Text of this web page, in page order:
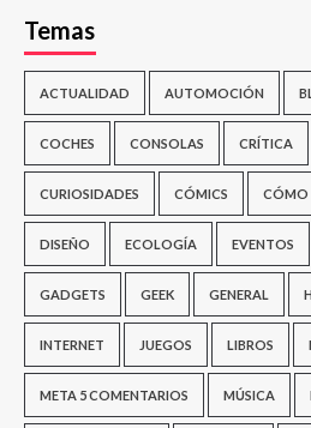
Temas
ACTUALIDAD AUTOMOCIÓN
COCHES CONSOLAS CRÍTICA
CURIOSIDADES CÓMICS CÓMO
DISEÑO ECOLOGÍA EVENTOS
GADGETS GEEK GENERAL
INTERNET JUEGOS LIBROS
META 5 COMENTARIOS MÚSICA